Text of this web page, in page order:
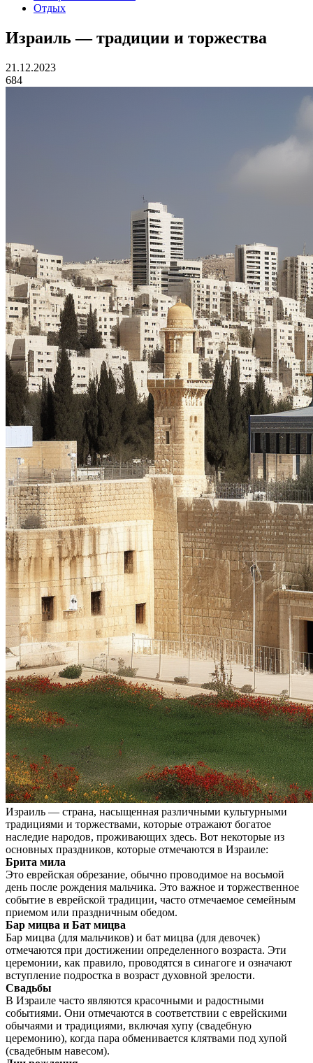
Отдых
Израиль — традиции и торжества
21.12.2023
684
Израиль — страна, насыщенная различными культурными
традициями и торжествами, которые отражают богатое
наследие народов, проживающих здесь. Вот некоторые из
основных праздников, которые отмечаются в Израиле:
Брита мила
Это еврейская обрезание, обычно проводимое на восьмой
день после рождения мальчика. Это важное и торжественное
событие в еврейской традиции, часто отмечаемое семейным
приемом или праздничным обедом.
Бар мицва и Бат мицва
Бар мицва (для мальчиков) и бат мицва (для девочек)
отмечаются при достижении определенного возраста. Эти
церемонии, как правило, проводятся в синагоге и означают
вступление подростка в возраст духовной зрелости.
Свадьбы
В Израиле часто являются красочными и радостными
событиями. Они отмечаются в соответствии с еврейскими
обычаями и традициями, включая хупу (свадебную
церемонию), когда пара обменивается клятвами под хупой
(свадебным навесом).